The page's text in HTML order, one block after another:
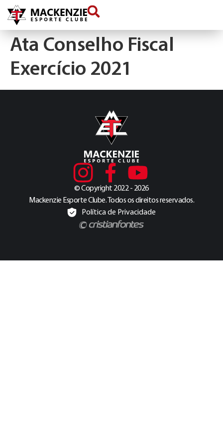
conteúdo
Ata Conselho Fiscal
Exercício 2021
© Copyright 2022 - 2026
Mackenzie Esporte Clube. Todos os direitos reservados.
Política de Privacidade